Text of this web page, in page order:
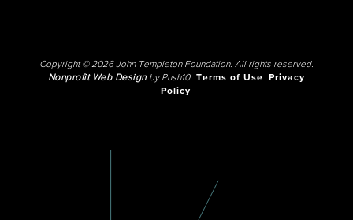
Copyright © 2026 John Templeton Foundation. All rights reserved.
Nonprofit Web Designby Push10. Terms of Use
Privacy
Policy